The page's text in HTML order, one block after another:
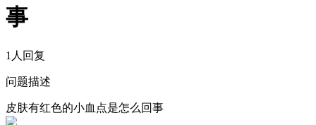
事
1人回复
问题描述
皮肤有红色的小血点是怎么回事